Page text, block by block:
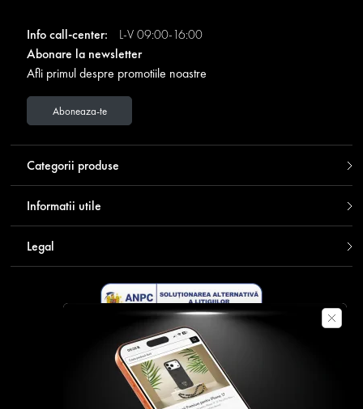
Info call-center:
L-V 09:00-16:00
Abonare la newsletter
Afli primul despre promotiile noastre
Aboneaza-te
Categorii produse
Informatii utile
Legal
Descarca aplicatia Contakt